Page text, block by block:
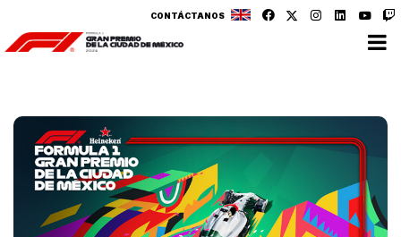
CONTÁCTANOS